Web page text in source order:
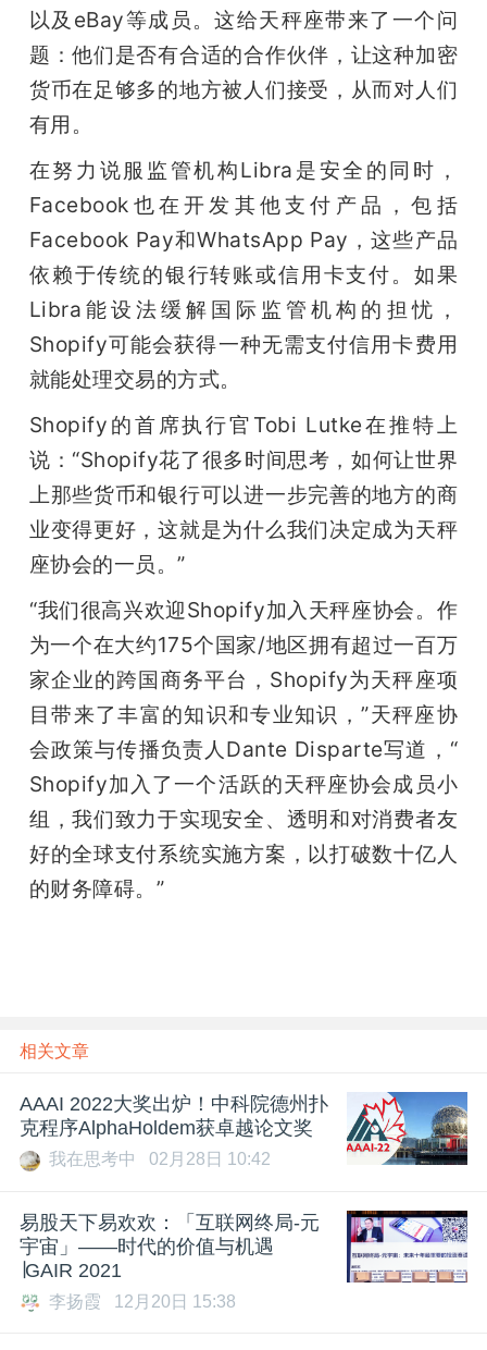
以及eBay等成员。这给天秤座带来了一个问
题：他们是否有合适的合作伙伴，让这种加密
货币在足够多的地方被人们接受，从而对人们
有用。
在努力说服监管机构Libra是安全的同时，
Facebook也在开发其他支付产品，包括
Facebook Pay和WhatsApp Pay，这些产品
依赖于传统的银行转账或信用卡支付。如果
Libra能设法缓解国际监管机构的担忧，
Shopify可能会获得一种无需支付信用卡费用
就能处理交易的方式。
Shopify的首席执行官Tobi Lutke在推特上
说：“Shopify花了很多时间思考，如何让世界
上那些货币和银行可以进一步完善的地方的商
业变得更好，这就是为什么我们决定成为天秤
座协会的一员。”
“我们很高兴欢迎Shopify加入天秤座协会。作
为一个在大约175个国家/地区拥有超过一百万
家企业的跨国商务平台，Shopify为天秤座项
目带来了丰富的知识和专业知识，”天秤座协
会政策与传播负责人Dante Disparte写道，“
Shopify加入了一个活跃的天秤座协会成员小
组，我们致力于实现安全、透明和对消费者友
好的全球支付系统实施方案，以打破数十亿人
的财务障碍。”
相关文章
AAAI 2022大奖出炉！中科院德州扑
克程序AlphaHoldem获卓越论文奖
我在思考中 02月28日 10:42
易股天下易欢欢：「互联网终局-元
宇宙」——时代的价值与机遇
∣GAIR 2021
李扬霞 12月20日 15:38